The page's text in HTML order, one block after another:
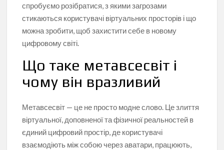
спробуємо розібратися, з якими загрозами
стикаються користувачі віртуальних просторів і що
можна зробити, щоб захистити себе в новому
цифровому світі.
Що таке метавсесвіт і
чому він вразливий
Метавсесвіт — це не просто модне слово. Це злиття
віртуальної, доповненої та фізичної реальностей в
єдиний цифровий простір, де користувачі
взаємодіють між собою через аватари, працюють,